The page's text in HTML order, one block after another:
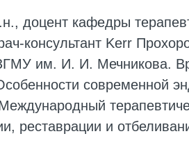
доцент кафедры
консультант Kerr
им. И. И. Мечникова.
современной
реставрации и